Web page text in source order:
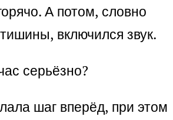
А потом, словно
включился звук.
серьёзно?
шаг вперёд, при этом